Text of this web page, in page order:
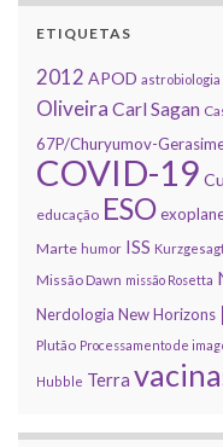
ETIQUETAS
2012 APOD astrobiologia
Oliveira Carl Sagan
67P/Churyumov-
COVID-19
educação ESO
Marte humor ISS
Missão Dawn missão Rosetta
Nerdologia New Horizons
Plutão Processamento de
Hubble Terra